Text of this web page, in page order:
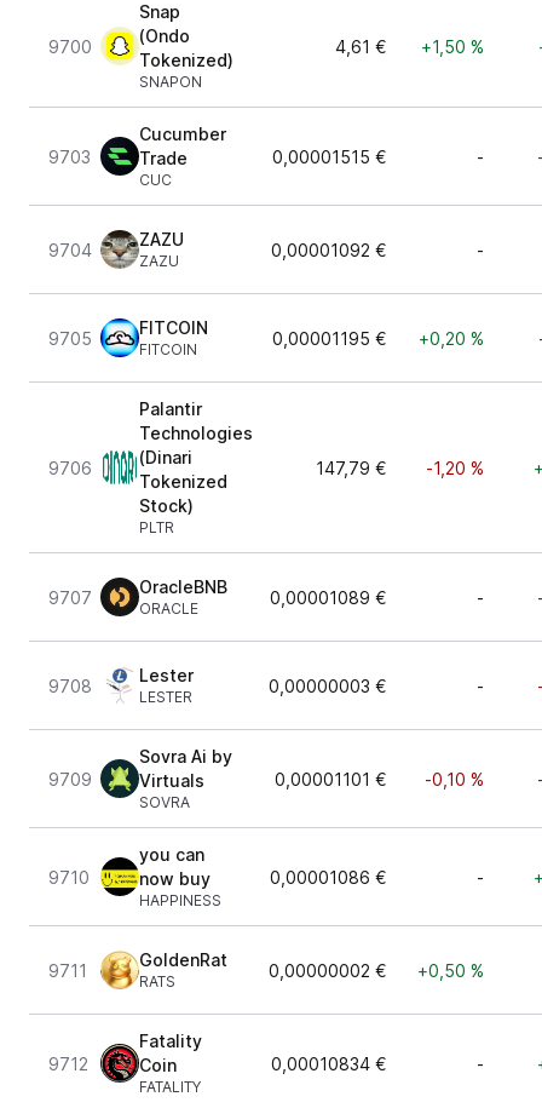
9700
Snap
(Ondo
Tokenized)
SNAPON
4,61 € +1,50 %
9703
Cucumber
Trade
CUC
0,00001515 € -
9704
ZAZU
ZAZU
0,00001092 € -
9705
FITCOIN
FITCOIN
0,00001195 € +0,20 %
9706
Palantir
Technologies
(Dinari
Tokenized
Stock)
PLTR
147,79 € -1,20 %
9707
OracleBNB
ORACLE
0,00001089 € -
9708
Lester
LESTER
0,00000003 € -
9709
Sovra Ai by
Virtuals
SOVRA
0,00001101 € -0,10 %
9710
you can
now buy
HAPPINESS
0,00001086 € -
9711
GoldenRat
RATS
0,00000002 € +0,50 %
9712
Fatality
Coin
FATALITY
0,00010834 € -